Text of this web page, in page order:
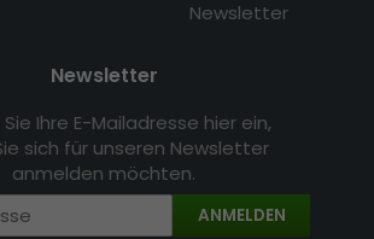
Newsletter
Newsletter
Ihre E-Mailadresse hier ein,
sich für unseren Newsletter
anmelden möchten.
ANMELDEN